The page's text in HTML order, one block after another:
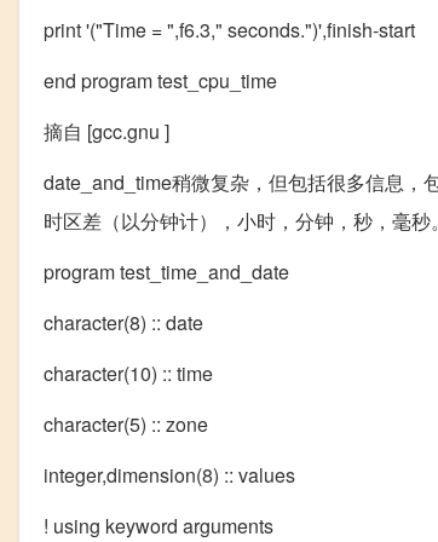
print '("Time = ",f6.3," seconds.")',finish-start
end program test_cpu_time
摘自 [gcc.gnu ]
date_and_time稍微复杂，但包括很多信息，
时区差（以分钟计），小时，分钟，秒，毫秒。
program test_time_and_date
character(8) :: date
character(10) :: time
character(5) :: zone
integer,dimension(8) :: values
! using keyword arguments